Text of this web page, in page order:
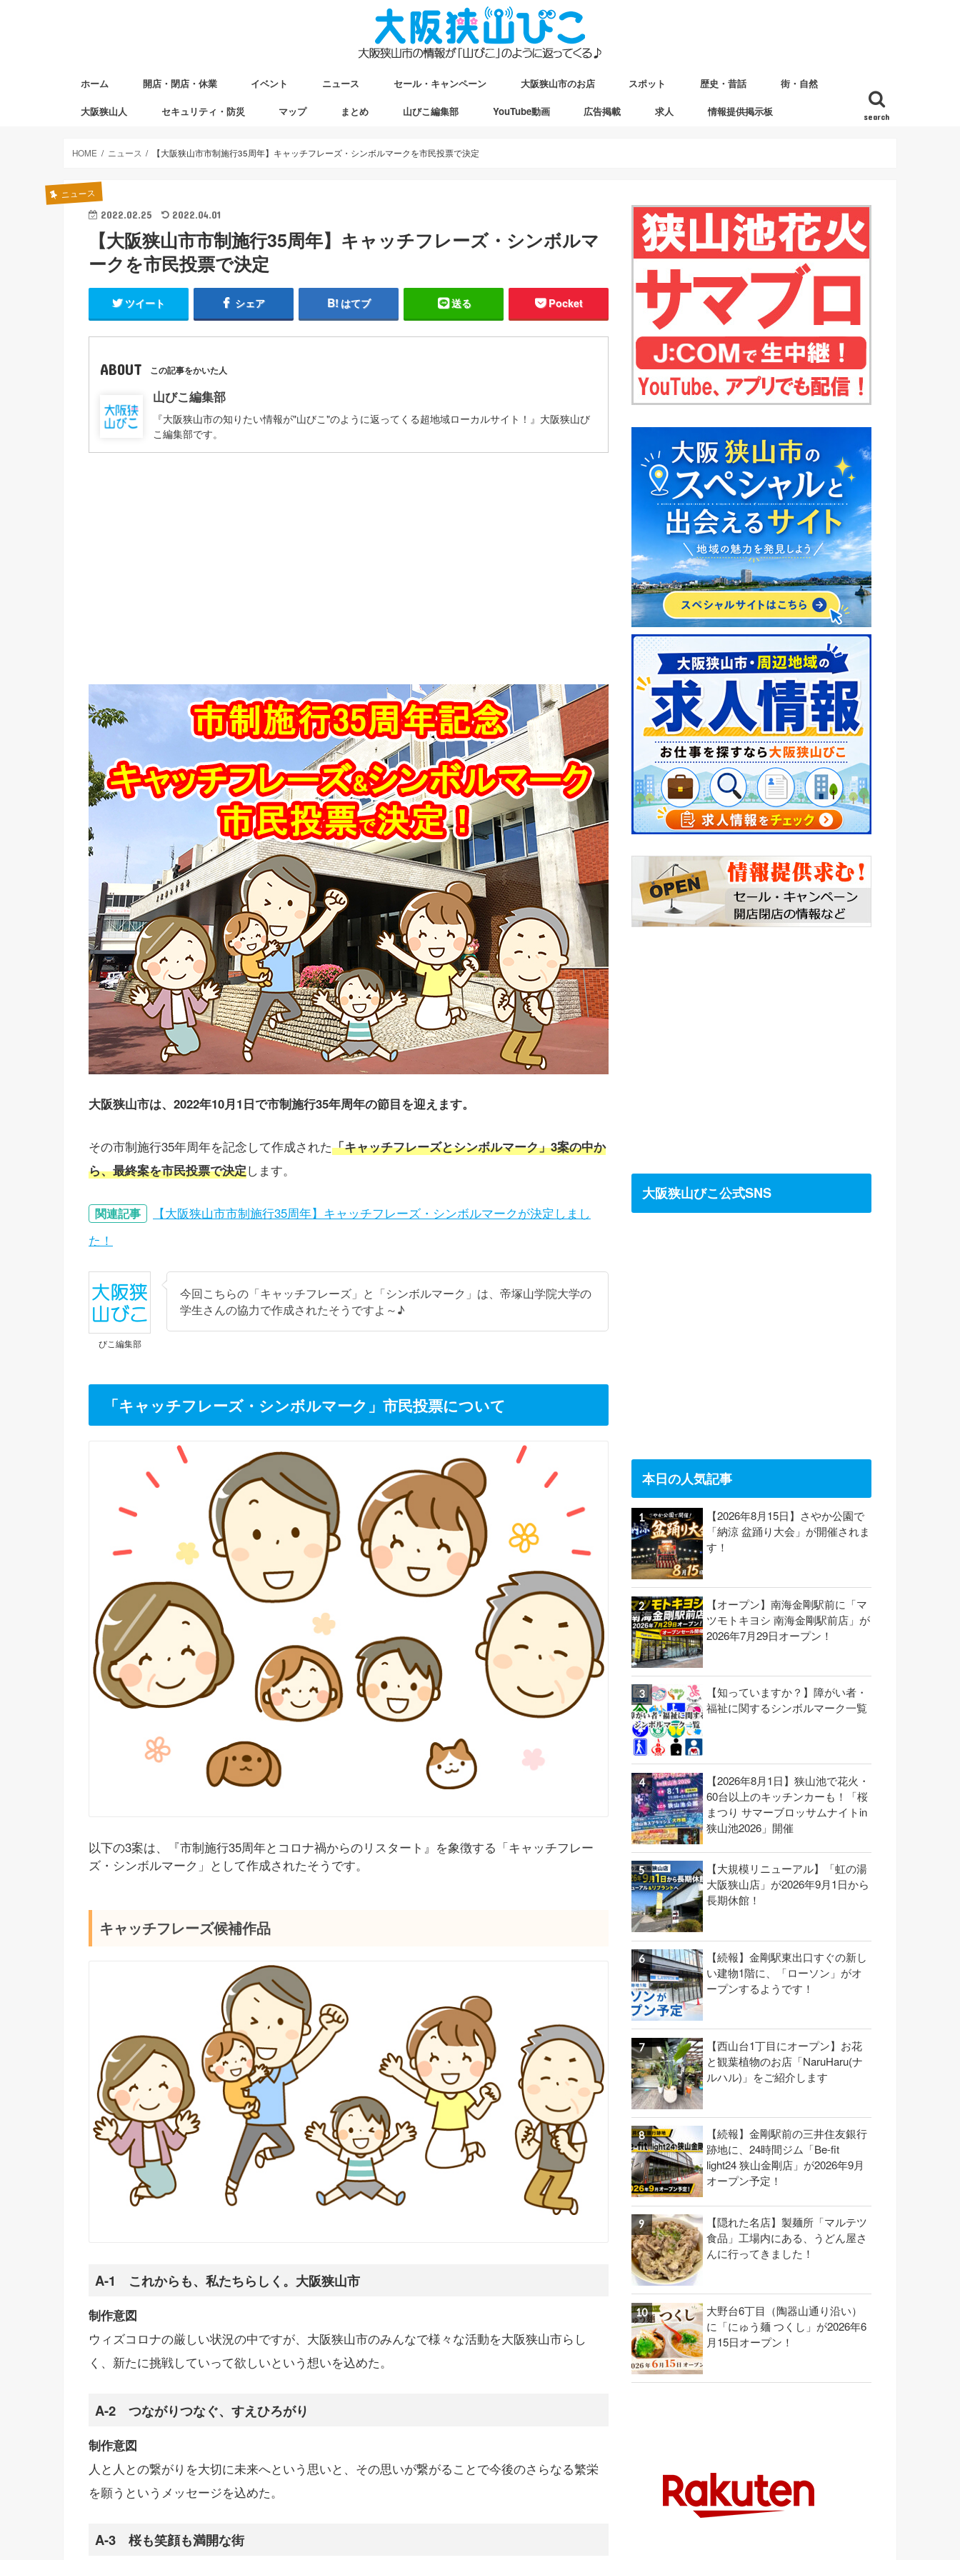
search
ホーム 開店・閉店・休業 イベント ニュース セール・キャンペーン 大阪狭山市のお店 スポット 歴史・昔話 街・自然
大阪狭山人 セキュリティ・防災 マップ まとめ 山びこ編集部 YouTube動画 広告掲載 求人 情報提供掲示板
HOME ニュース 【大阪狭山市市制施行35周年】キャッチフレーズ・シンボルマークを市民投票で決定
ニュース
2022.02.25 2022.04.01
【大阪狭山市市制施行35周年】キャッチフレーズ・シンボルマ
ークを市民投票で決定
ツイート シェア はてブ 送る Pocket
ABOUT この記事をかいた人
山びこ編集部
『大阪狭山市の知りたい情報が"山びこ"のように返ってくる超地域ローカルサイト！』大阪狭山び
こ編集部です。
大阪狭山市は、2022年10月1日で市制施行35年周年の節目を迎えます。
その市制施行35年周年を記念して作成された「キャッチフレーズとシンボルマーク」3案の中か
ら、最終案を市民投票で決定します。
関連記事
【大阪狭山市市制施行35周年】キャッチフレーズ・シンボルマークが決定しまし
た！
びこ編集部
今回こちらの「キャッチフレーズ」と「シンボルマーク」は、帝塚山学院大学の
学生さんの協力で作成されたそうですよ～♪
「キャッチフレーズ・シンボルマーク」市民投票について
以下の3案は、『市制施行35周年とコロナ禍からのリスタート』を象徴する「キャッチフレー
ズ・シンボルマーク」として作成されたそうです。
キャッチフレーズ候補作品
A-1 これからも、私たちらしく。大阪狭山市
制作意図
ウィズコロナの厳しい状況の中ですが、大阪狭山市のみんなで様々な活動を大阪狭山市らし
く、新たに挑戦していって欲しいという想いを込めた。
A-2 つながりつなぐ、すえひろがり
制作意図
人と人との繋がりを大切に未来へという思いと、その思いが繋がることで今後のさらなる繁栄
を願うというメッセージを込めた。
A-3 桜も笑顔も満開な街
大阪狭山びこ公式SNS
本日の人気記事
【2026年8月15日】さやか公園で
「納涼 盆踊り大会」が開催されま
す！
【オープン】南海金剛駅前に「マ
ツモトキヨシ 南海金剛駅前店」が
2026年7月29日オープン！
【知っていますか？】障がい者・
福祉に関するシンボルマーク一覧
【2026年8月1日】狭山池で花火・
60台以上のキッチンカーも！「桜
まつり サマーブロッサムナイトin
狭山池2026」開催
【大規模リニューアル】「虹の湯
大阪狭山店」が2026年9月1日から
長期休館！
【続報】金剛駅東出口すぐの新し
い建物1階に、「ローソン」がオ
ープンするようです！
【西山台1丁目にオープン】お花
と観葉植物のお店「NaruHaru(ナ
ルハル)」をご紹介します
【続報】金剛駅前の三井住友銀行
跡地に、24時間ジム「Be-fit
light24 狭山金剛店」が2026年9月
オープン予定！
【隠れた名店】製麺所「マルテツ
食品」工場内にある、うどん屋さ
んに行ってきました！
大野台6丁目（陶器山通り沿い）
に「にゅう麺 つくし」が2026年6
月15日オープン！